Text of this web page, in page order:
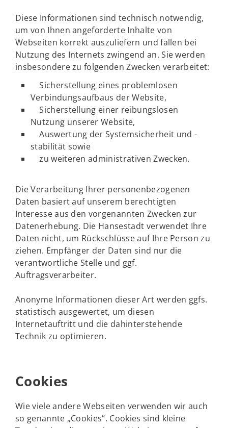
Diese Informationen sind technisch notwendig,
um von Ihnen angeforderte Inhalte von
Webseiten korrekt auszuliefern und fallen bei
Nutzung des Internets zwingend an. Sie werden
insbesondere zu folgenden Zwecken verarbeitet:
Sicherstellung eines problemlosen
Verbindungsaufbaus der Website,
Sicherstellung einer reibungslosen
Nutzung unserer Website,
Auswertung der Systemsicherheit und -
stabilität sowie
zu weiteren administrativen Zwecken.
Die Verarbeitung Ihrer personenbezogenen
Daten basiert auf unserem berechtigten
Interesse aus den vorgenannten Zwecken zur
Datenerhebung. Die Hansestadt verwendet Ihre
Daten nicht, um Rückschlüsse auf Ihre Person zu
ziehen. Empfänger der Daten sind nur die
verantwortliche Stelle und ggf.
Auftragsverarbeiter.
Anonyme Informationen dieser Art werden ggfs.
statistisch ausgewertet, um diesen
Internetauftritt und die dahinterstehende
Technik zu optimieren.
Cookies
Wie viele andere Webseiten verwenden wir auch
so genannte „Cookies“. Cookies sind kleine